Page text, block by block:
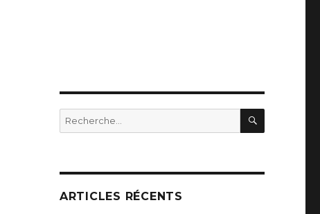
Recherche
pour
ARTICLES RÉCENTS